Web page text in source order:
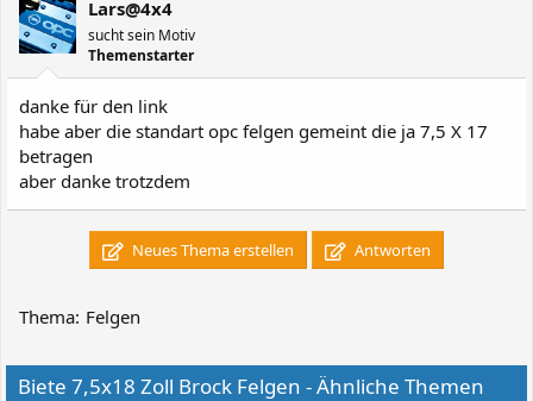
Lars@4x4
sucht sein Motiv
Themenstarter
danke für den link
habe aber die standart opc felgen gemeint die ja 7,5 X 17
betragen
aber danke trotzdem
Neues Thema erstellen Antworten
Thema: Felgen
Biete 7,5x18 Zoll Brock Felgen - Ähnliche Themen